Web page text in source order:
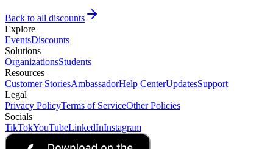
Back to all discounts
Explore
EventsDiscounts
Solutions
OrganizationsStudents
Resources
Customer StoriesAmbassadorHelp CenterUpdatesSupport
Legal
Privacy PolicyTerms of ServiceOther Policies
Socials
TikTokYouTubeLinkedInInstagram